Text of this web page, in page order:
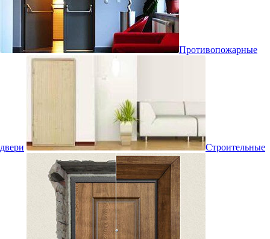
Противопожарные
двери Строительные